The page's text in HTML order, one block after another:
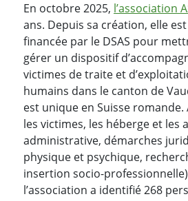
En octobre 2025, l’association
ans. Depuis sa création, elle
financée par le DSAS pour
gérer un dispositif
victimes de traite et
humains dans le canton de
est unique en Suisse romande.
les victimes, les héberge et les
administrative, démarches
physique et psychique,
insertion socio-
l’association a identifié 268